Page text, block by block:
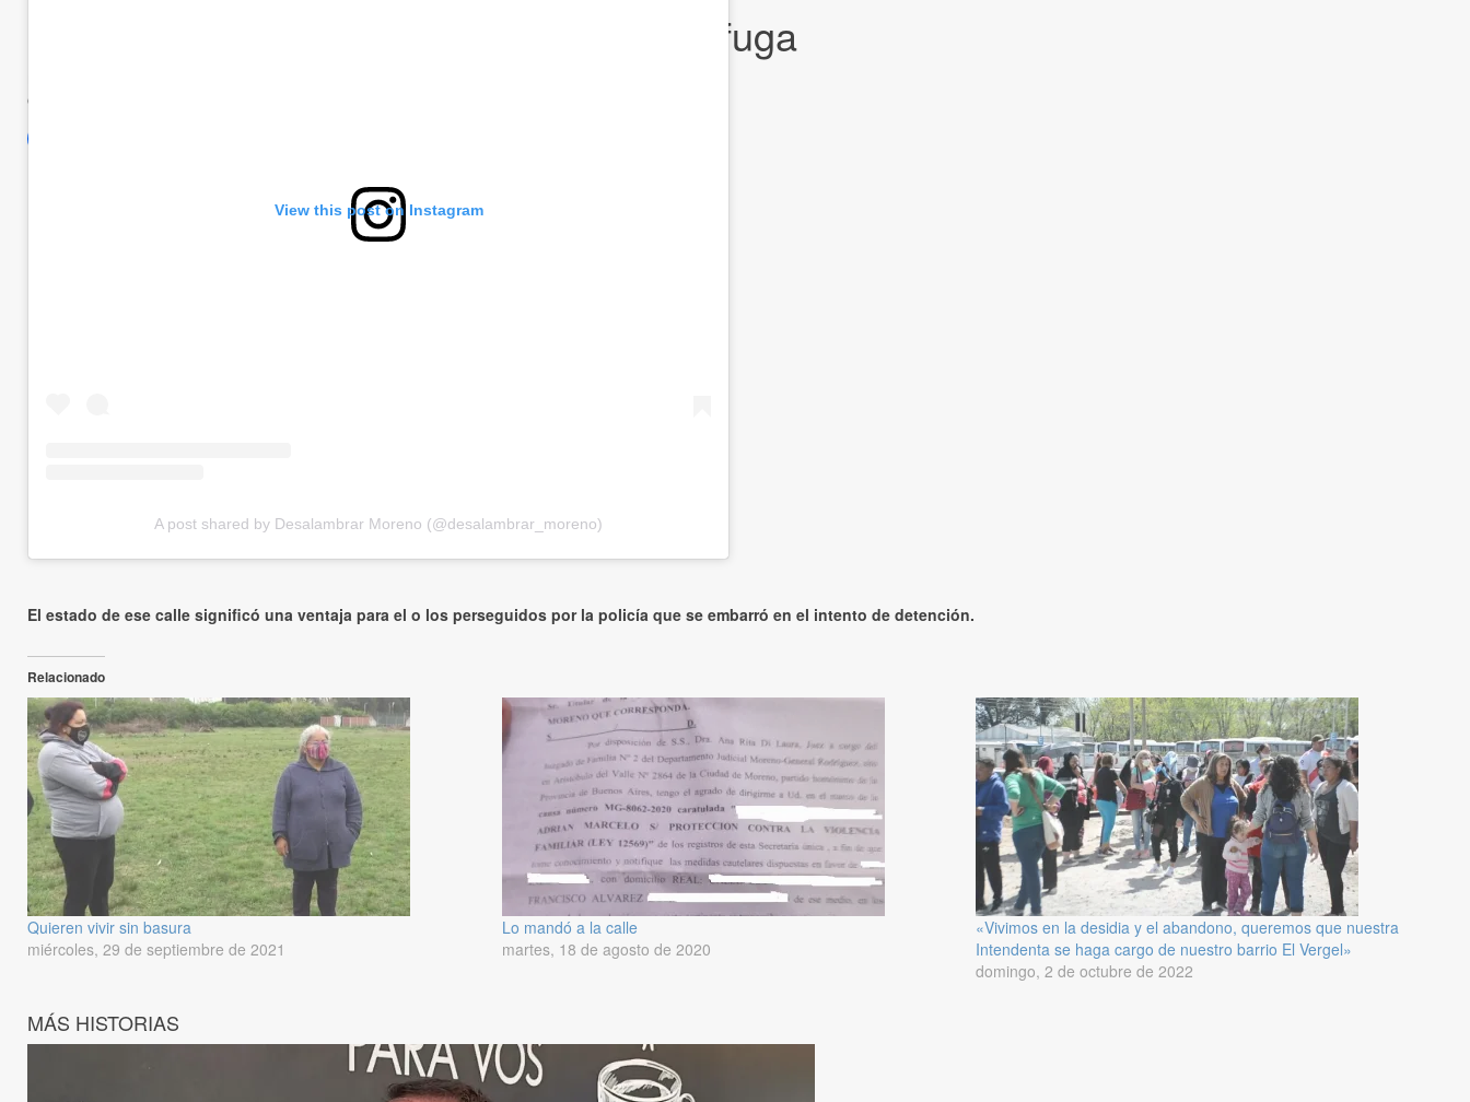
Patrulleros en el barro, delincuentes en fuga
Comparte esto:
View this post on Instagram
A post shared by Desalambrar Moreno (@desalambrar_moreno)
El estado de ese calle significó una ventaja para el o los perseguidos por la policía que se embarró en el intento de detención.
Relacionado
Quieren vivir sin basura
miércoles, 29 de septiembre de 2021
Lo mandó a la calle
martes, 18 de agosto de 2020
«Vivimos en la desidia y el abandono, queremos que nuestra
Intendenta se haga cargo de nuestro barrio El Vergel»
domingo, 2 de octubre de 2022
MÁS HISTORIAS